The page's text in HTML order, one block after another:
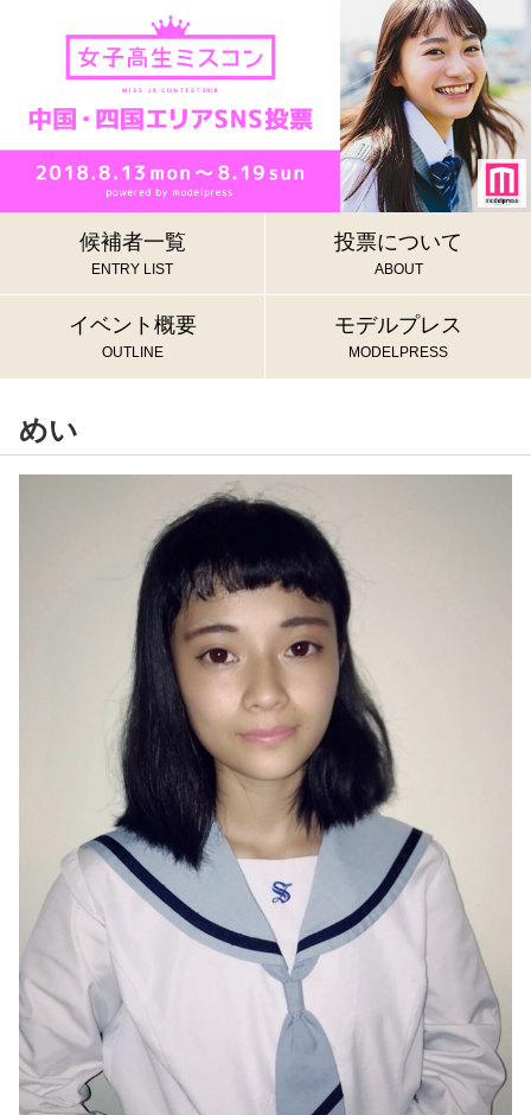
候補者一覧
ENTRY LIST
投票について
ABOUT
イベント概要
OUTLINE
モデルプレス
MODELPRESS
めい